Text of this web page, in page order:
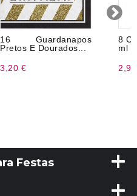
16 Guardanapos
Pretos E Dourados...
3,20 €
8
ml
Festas